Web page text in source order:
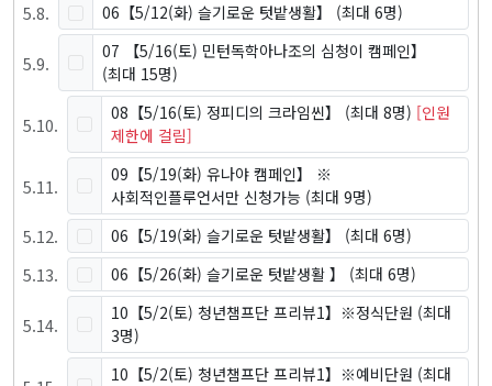
5.8. 06【5/12(화) 슬기로운 텃밭생활】 (최대 6명)
5.9.
07 【5/16(토) 민턴독학아나조의 심청이 캠페인】
(최대 15명)
5.10.
08【5/16(토) 정피디의 크라임씬】 (최대 8명) [인원
제한에 걸림]
5.11.
09【5/19(화) 유나야 캠페인】 ※
사회적인플루언서만 신청가능 (최대 9명)
5.12. 06【5/19(화) 슬기로운 텃밭생활】 (최대 6명)
5.13. 06【5/26(화) 슬기로운 텃밭생활 】 (최대 6명)
5.14.
10【5/2(토) 청년챔프단 프리뷰1】※정식단원 (최대
3명)
10【5/2(토) 청년챔프단 프리뷰1】※예비단원 (최대